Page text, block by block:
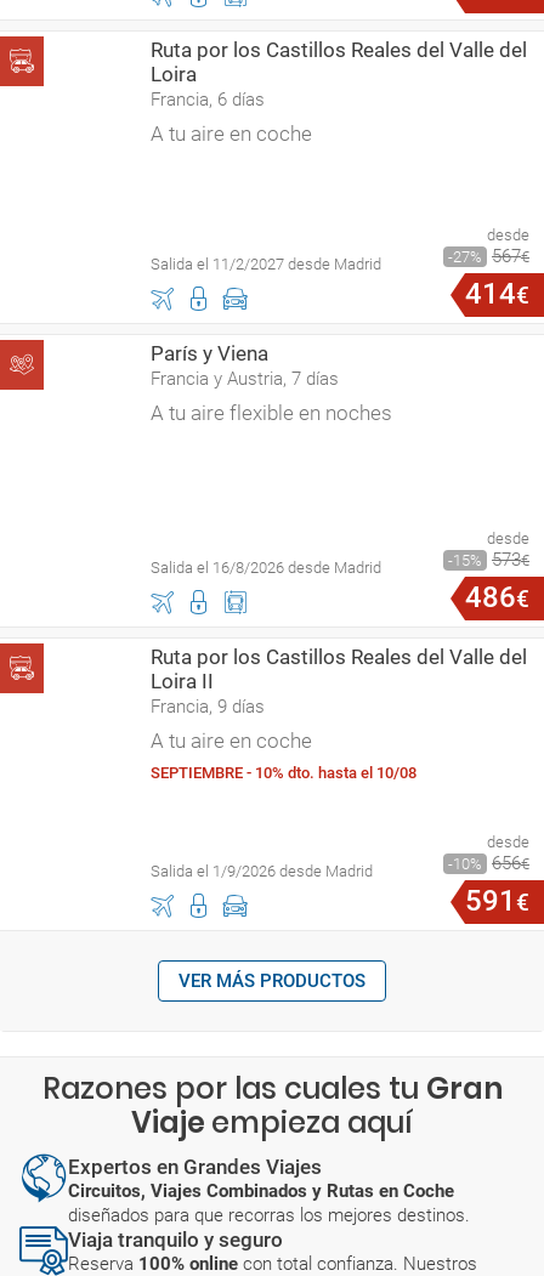
Ruta por los Castillos Reales del Valle del
Loira
Francia, 6 días
A tu aire en coche
Salida el 11/2/2027 desde Madrid
desde
27
567€
414€
París y Viena
Francia y Austria, 7 días
A tu aire flexible en noches
Salida el 16/8/2026 desde Madrid
desde
15
573€
486€
Ruta por los Castillos Reales del Valle del
Loira II
Francia, 9 días
A tu aire en coche
SEPTIEMBRE - 10% dto. hasta el 10/08
Salida el 1/9/2026 desde Madrid
desde
10
656€
591 €
VER MÁS PRODUCTOS
Razones por las cuales tu Gran
Viaje empieza aquí
Expertos en Grandes Viajes
Circuitos, Viajes Combinados y Rutas en Coche
diseñados para que recorras los mejores destinos.
Viaja tranquilo y seguro
Reserva 100% online con total confianza. Nuestros